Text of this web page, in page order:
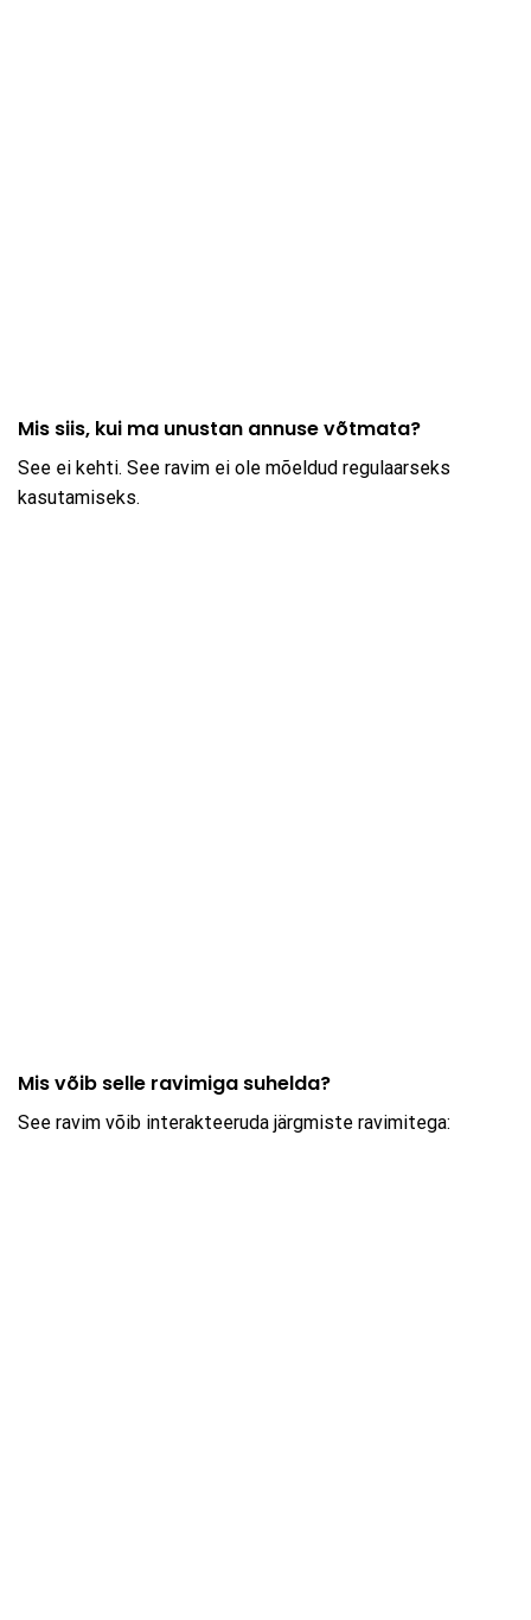
Mis siis, kui ma unustan annuse võtmata?
See ei kehti. See ravim ei ole mõeldud regulaarseks
kasutamiseks.
Mis võib selle ravimiga suhelda?
See ravim võib interakteeruda järgmiste ravimitega: